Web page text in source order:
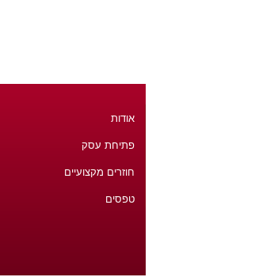
אודות
פתיחת עסק
חוזרים מקצועיים
טפסים